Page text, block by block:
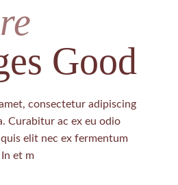
Good
consectetur adipiscing
Curabitur ac ex eu odio
elit nec ex fermentum
et m